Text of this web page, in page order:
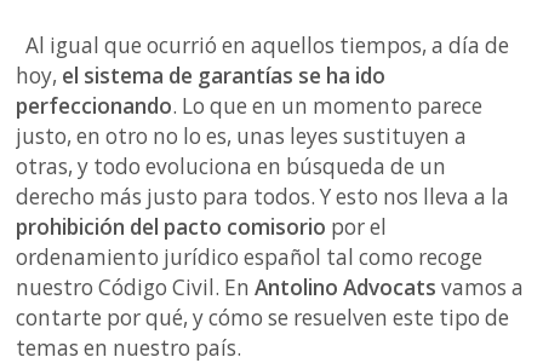
Al igual que ocurrió en aquellos tiempos, a día de
hoy, el sistema de garantías se ha ido
perfeccionando. Lo que en un momento parece
justo, en otro no lo es, unas leyes sustituyen a
otras, y todo evoluciona en búsqueda de un
derecho más justo para todos. Y esto nos lleva a la
prohibición del pacto comisorio por el
ordenamiento jurídico español tal como recoge
nuestro Código Civil. EnAntolino Advocats vamos a
contarte por qué, y cómo se resuelven este tipo de
temas en nuestro país.